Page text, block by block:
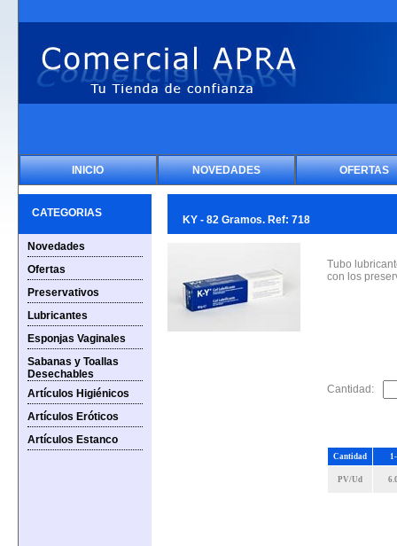
INICIO NOVEDADES OFERTAS
CATEGORIAS
Novedades
Ofertas
Preservativos
Lubricantes
Esponjas Vaginales
Sabanas y Toallas
Desechables
Artículos Higiénicos
Artículos Eróticos
Artículos Estanco
KY - 82 Gramos. Ref: 718
Tubo
con los
Cantidad
PV/Ud
Cantidad: